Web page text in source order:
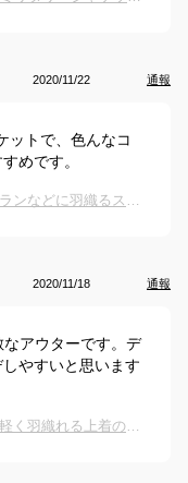
2020/11/22 通報
ットで、色んなコ
めです。
制服の上に着るアウター｜男性向け！学ランなどに羽織るスクール用防寒ウェアのおすすめは？
2020/11/18 通報
アウターです。デ
やすいと思います
女心と秋の空と言いますが、秋冬の間に軽く羽織れる上着のおすすめは？